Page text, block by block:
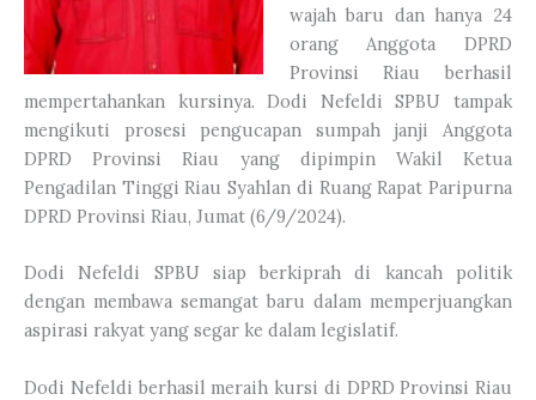
wajah baru dan hanya 24
orang Anggota DPRD
Provinsi Riau berhasil
mempertahankan kursinya. Dodi Nefeldi SPBU tampak
mengikuti prosesi pengucapan sumpah janji Anggota
DPRD Provinsi Riau yang dipimpin Wakil Ketua
Pengadilan Tinggi Riau Syahlan di Ruang Rapat Paripurna
DPRD Provinsi Riau, Jumat (6/9/2024).
Dodi Nefeldi SPBU siap berkiprah di kancah politik
dengan membawa semangat baru dalam memperjuangkan
aspirasi rakyat yang segar ke dalam legislatif.
Dodi Nefeldi berhasil meraih kursi di DPRD Provinsi Riau